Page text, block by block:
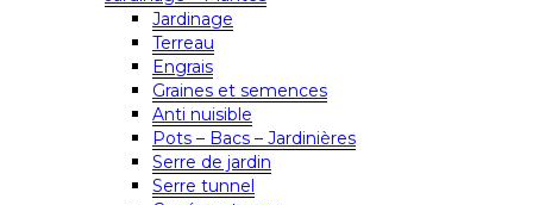
Jardinage
Terreau
Engrais
Graines et semences
Anti nuisible
Pots – Bacs – Jardinières
Serre de jardin
Serre tunnel